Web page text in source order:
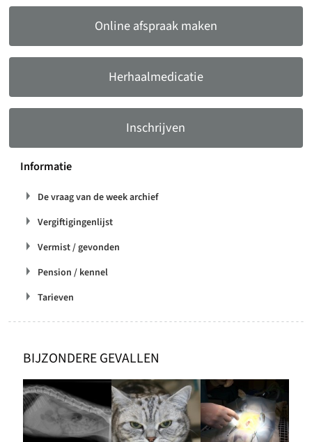
Online afspraak maken
Herhaalmedicatie
Inschrijven
Informatie
De vraag van de week archief
Vergiftigingenlijst
Vermist / gevonden
Pension / kennel
Tarieven
BIJZONDERE GEVALLEN